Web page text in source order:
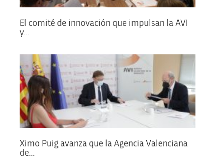
El comité de innovación que impulsan la AVI
y...
Ximo Puig avanza que la Agencia Valenciana
de...